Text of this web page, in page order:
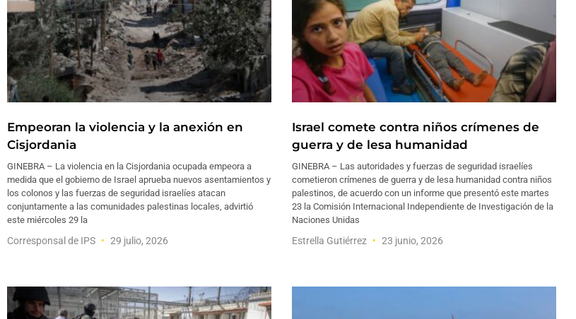
Empeoran la violencia y la anexión en
Cisjordania
GINEBRA – La violencia en la Cisjordania ocupada empeora a
medida que el gobierno de Israel aprueba nuevos asentamientos y
los colonos y las fuerzas de seguridad israelíes atacan
conjuntamente a las comunidades palestinas locales, advirtió
este miércoles 29 la
Corresponsal de IPS 29 julio, 2026
Israel comete contra niños crímenes de
guerra y de lesa humanidad
GINEBRA – Las autoridades y fuerzas de seguridad israelíes
cometieron crímenes de guerra y de lesa humanidad contra niños
palestinos, de acuerdo con un informe que presentó este martes
23 la Comisión Internacional Independiente de Investigación de la
Naciones Unidas
Estrella Gutiérrez 23 junio, 2026